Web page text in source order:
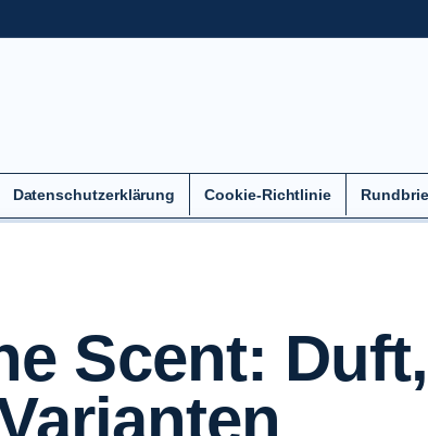
Datenschutzerklärung Cookie-Richtlinie
Scent: Duft,